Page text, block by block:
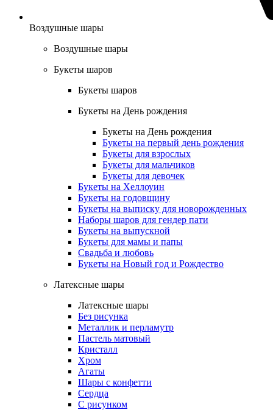
Воздушные шары
Воздушные шары
Букеты шаров
Букеты шаров
Букеты на День рождения
Букеты на День рождения
Букеты на первый день рождения
Букеты для взрослых
Букеты для мальчиков
Букеты для девочек
Букеты на Хеллоуин
Букеты на годовщину
Букеты на выписку для новорожденных
Наборы шаров для гендер пати
Букеты на выпускной
Букеты для мамы и папы
Свадьба и любовь
Букеты на Новый год и Рождество
Латексные шары
Латексные шары
Без рисунка
Металлик и перламутр
Пастель матовый
Кристалл
Хром
Агаты
Шары с конфетти
Сердца
С рисунком